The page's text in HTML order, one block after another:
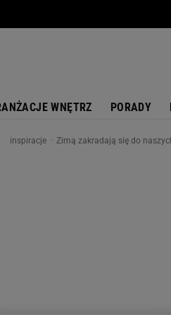
WNĘTRZ PORADY
inspiracje Zimą zakradają się do